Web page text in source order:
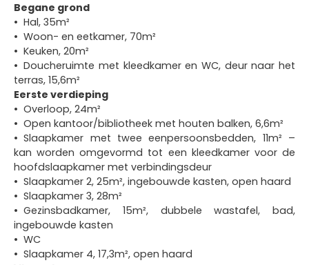
Begane grond
Hal, 35m²
Woon- en eetkamer, 70m²
Keuken, 20m²
Doucheruimte met kleedkamer en WC, deur naar het
terras, 15,6m²
Eerste verdieping
Overloop, 24m²
Open kantoor/bibliotheek met houten balken, 6,6m²
Slaapkamer met twee eenpersoonsbedden, 11m² –
kan worden omgevormd tot een kleedkamer voor de
hoofdslaapkamer met verbindingsdeur
Slaapkamer 2, 25m², ingebouwde kasten, open haard
Slaapkamer 3, 28m²
Gezinsbadkamer, 15m², dubbele wastafel, bad,
ingebouwde kasten
WC
Slaapkamer 4, 17,3m², open haard